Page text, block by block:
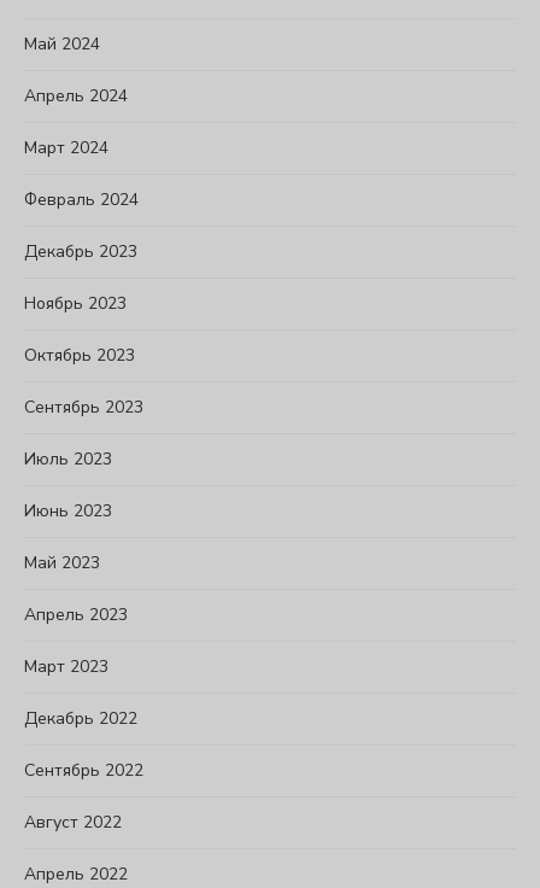
Май 2024
Апрель 2024
Март 2024
Февраль 2024
Декабрь 2023
Ноябрь 2023
Октябрь 2023
Сентябрь 2023
Июль 2023
Июнь 2023
Май 2023
Апрель 2023
Март 2023
Декабрь 2022
Сентябрь 2022
Август 2022
Апрель 2022